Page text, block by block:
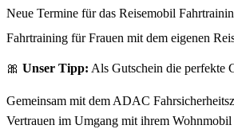
Neue Termine für das Reisemobil
Fahrtraining für Frauen mit dem eigenen
🎀 Unser Tipp: Als Gutschein die perfekte
Gemeinsam mit dem ADAC
Vertrauen im Umgang mit ihrem